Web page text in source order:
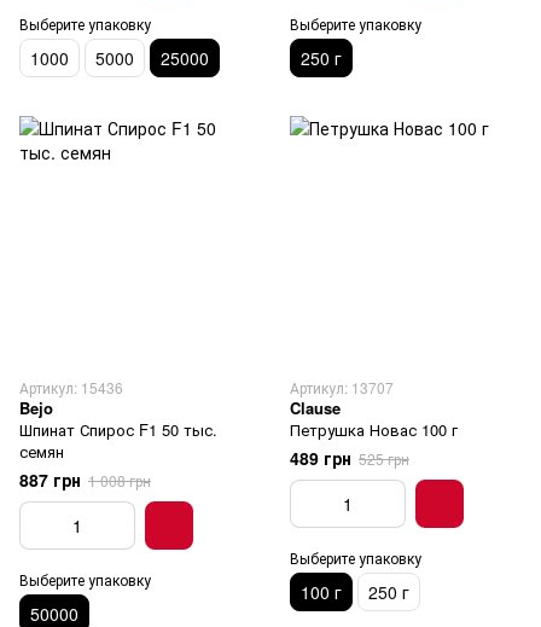
Выберите упаковку
1000 5000 25000
Выберите упаковку
250 г
Артикул: 15436
Bejo
Шпинат Спирос F1 50 тыс.
семян
887 грн 1 008 грн
Выберите упаковку
50000
Артикул: 13707
Clause
Петрушка Новас 100 г
489 грн 525 грн
Выберите упаковку
100 г 250 г